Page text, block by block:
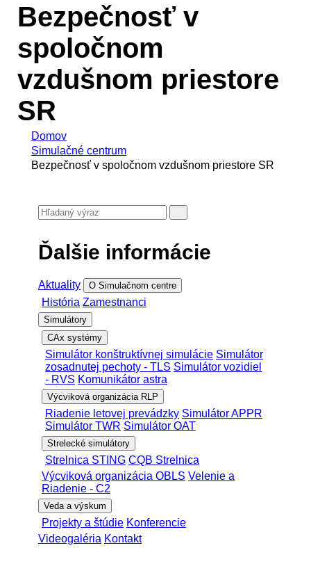
Bezpečnosť v
spoločnom
vzdušnom priestore
SR
Domov
Simulačné centrum
Bezpečnosť v spoločnom vzdušnom priestore SR
Ďalšie informácie
Aktuality O Simulačnom centre
História Zamestnanci
Simulátory
CAx systémy
Simulátor konštruktívnej simulácie Simulátor
zosadnutej pechoty - TLS Simulátor vozidiel
- RVS Komunikátor astra
Výcviková organizácia RLP
Riadenie letovej prevádzky Simulátor APPR
Simulátor TWR Simulátor OAT
Strelecké simulátory
Strelnica STING CQB Strelnica
Výcviková organizácia OBLS Velenie a
Riadenie - C2
Veda a výskum
Projekty a štúdie Konferencie
Videogaléria Kontakt